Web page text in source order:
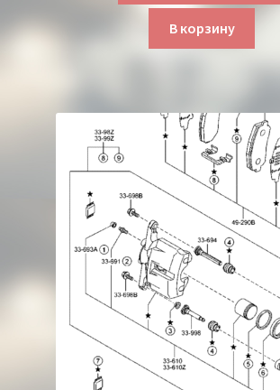
В корзину